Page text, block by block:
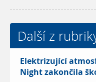
Další z
Elektrizující
Night zakončila